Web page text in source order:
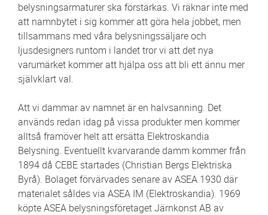
belysningsarmaturer ska förstärkas. Vi räknar inte med
att namnbytet i sig kommer att göra hela jobbet, men
tillsammans med våra belysningssäljare och
ljusdesigners runtom i landet tror vi att det nya
varumärket kommer att hjälpa oss att bli ett ännu mer
självklart val.
Att vi dammar av namnet är en halvsanning. Det
används redan idag på vissa produkter men kommer
alltså framöver helt att ersätta Elektroskandia
Belysning. Eventuellt kvarvarande damm kommer från
1894 då CEBE startades (Christian Bergs Elektriska
Byrå). Bolaget förvärvades senare av ASEA 1930 där
materialet såldes via ASEA IM (Elektroskandia). 1969
köpte ASEA belysningsföretaget Järnkonst AB av